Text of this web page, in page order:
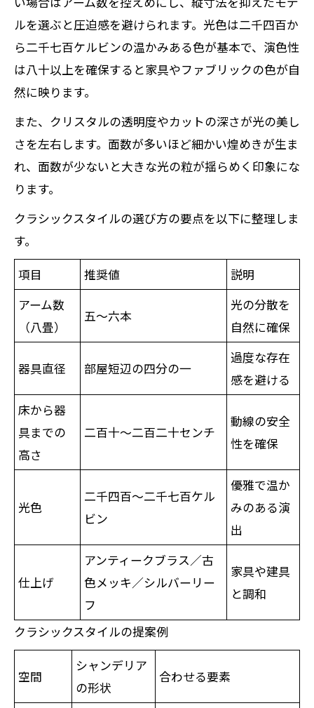
ルを選ぶと圧迫感を避けられます。光色は二千四百か
ら二千七百ケルビンの温かみある色が基本で、演色性
は八十以上を確保すると家具やファブリックの色が自
然に映ります。
また、クリスタルの透明度やカットの深さが光の美し
さを左右します。面数が多いほど細かい煌めきが生ま
れ、面数が少ないと大きな光の粒が揺らめく印象にな
ります。
クラシックスタイルの選び方の要点を以下に整理しま
す。
項目
推奨値
説明
アーム数
（八畳）
五〜六本
光の分散を
自然に確保
器具直径 部屋短辺の四分の一
過度な存在
感を避ける
床から器
具までの
高さ
二百十〜二百二十センチ
動線の安全
性を確保
光色
二千四百〜二千七百ケル
ビン
優雅で温か
みのある演
出
仕上げ
アンティークブラス／古
色メッキ／シルバーリー
フ
家具や建具
と調和
クラシックスタイルの提案例
空間
シャンデリア
の形状
合わせる要素